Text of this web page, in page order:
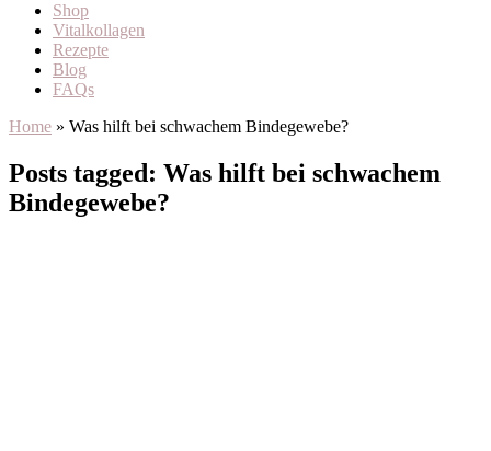
Shop
Vitalkollagen
Rezepte
Blog
FAQs
Home » Was hilft bei schwachem Bindegewebe?
Posts tagged: Was hilft bei schwachem
Bindegewebe?